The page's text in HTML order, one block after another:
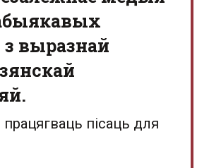
выразнай
пісаць для